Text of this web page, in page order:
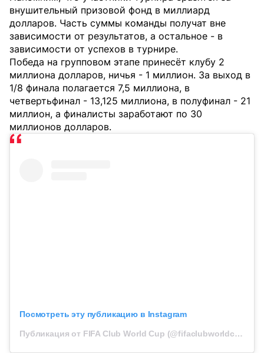
внушительный призовой фонд в миллиард
долларов. Часть суммы команды получат вне
зависимости от результатов, а остальное - в
зависимости от успехов в турнире.
Победа на групповом этапе принесёт клубу 2
миллиона долларов, ничья - 1 миллион. За выход в
1/8 финала полагается 7,5 миллиона, в
четвертьфинал - 13,125 миллиона, в полуфинал - 21
миллион, а финалисты заработают по 30
миллионов долларов.
Посмотреть эту публикацию в Instagram
Публикация от FIFA Club World Cup (@fifaclubworldcup)